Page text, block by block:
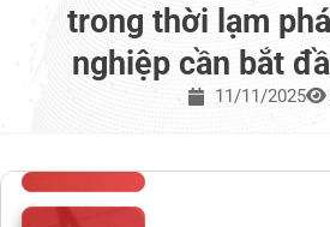
trong thời lạm
nghiệp cần bắt
11/11/2025